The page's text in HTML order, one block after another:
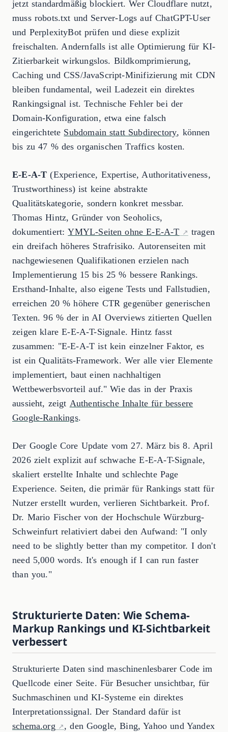
jetzt standardmäßig blockiert. Wer Cloudflare nutzt,
muss robots.txt und Server-Logs auf ChatGPT-User
und PerplexityBot prüfen und diese explizit
freischalten. Andernfalls ist alle Optimierung für KI-
Zitierbarkeit wirkungslos. Bildkomprimierung,
Caching und CSS/JavaScript-Minifizierung mit CDN
bleiben fundamental, weil Ladezeit ein direktes
Rankingsignal ist. Technische Fehler bei der
Domain-Konfiguration, etwa eine falsch
eingerichtete Subdomain statt Subdirectory, können
bis zu 47 % des organischen Traffics kosten.
E-E-A-T (Experience, Expertise, Authoritativeness,
Trustworthiness) ist keine abstrakte
Qualitätskategorie, sondern konkret messbar.
Thomas Hintz, Gründer von Seoholics,
dokumentiert:YMYL-Seiten ohne E-E-A-T
tragen
ein dreifach höheres Strafrisiko. Autorenseiten mit
nachgewiesenen Qualifikationen erzielen nach
Implementierung 15 bis 25 % bessere Rankings.
Ersthand-Inhalte, also eigene Tests und Fallstudien,
erreichen 20 % höhere CTR gegenüber generischen
Texten. 96 % der in AI Overviews zitierten Quellen
zeigen klare E-E-A-T-Signale. Hintz fasst
zusammen: "E-E-A-T ist kein einzelner Faktor, es
ist ein Qualitäts-Framework. Wer alle vier Elemente
implementiert, baut einen nachhaltigen
Wettbewerbsvorteil auf." Wie das in der Praxis
aussieht, zeigt Authentische Inhalte für bessere
Google-Rankings.
Der Google Core Update vom 27. März bis 8. April
2026 zielt explizit auf schwache E-E-A-T-Signale,
skaliert erstellte Inhalte und schlechte Page
Experience. Seiten, die primär für Rankings statt für
Nutzer erstellt wurden, verlieren Sichtbarkeit. Prof.
Dr. Mario Fischer von der Hochschule Würzburg-
Schweinfurt relativiert dabei den Aufwand: "I only
need to be slightly better than my competitor. I don't
need 5,000 words. It's enough if I can run faster
than you."
Strukturierte Daten: Wie Schema-
Markup Rankings und KI-Sichtbarkeit
verbessert
Strukturierte Daten sind maschinenlesbarer Code im
Quellcode einer Seite. Für Besucher unsichtbar, für
Suchmaschinen und KI-Systeme ein direktes
Interpretationssignal. Der Standard dafür ist
schema.org
, den Google, Bing, Yahoo und Yandex